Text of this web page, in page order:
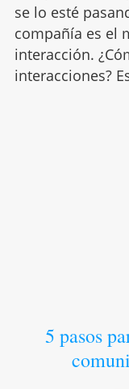
se lo esté
compañía es el
interacción.
interacciones?
5 pasos